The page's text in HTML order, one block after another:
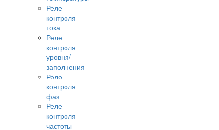
Реле
контроля
тока
Реле
контроля
уровня/
заполнения
Реле
контроля
фаз
Реле
контроля
частоты